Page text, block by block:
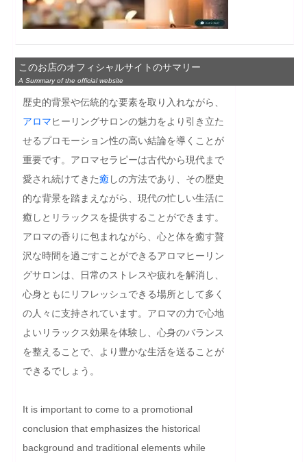
このお店のオフィシャルサイトのサマリー
A Summary of the official website
歴史的背景や伝統的な要素を取り入れながら、
アロマヒーリングサロンの魅力をより引き立た
せるプロモーション性の高い結論を導くことが
重要です。アロマセラピーは古代から現代まで
愛され続けてきた癒 しの方法であり、その歴史
的な背景を踏まえながら、現代の忙しい生活に
癒しとリラックスを提供することができます。
アロマの香りに包まれながら、心と体を癒す贅
沢な時間を過ごすことができるアロマヒーリン
グサロンは、日常のストレスや疲れを解消し、
心身ともにリフレッシュできる場所として多く
の人々に支持されています。アロマの力で心地
よいリラックス効果を体験し、心身のバランス
を整えることで、より豊かな生活を送ることが
できるでしょう。
It is important to come to a promotional
conclusion that emphasizes the historical
background and traditional elements while